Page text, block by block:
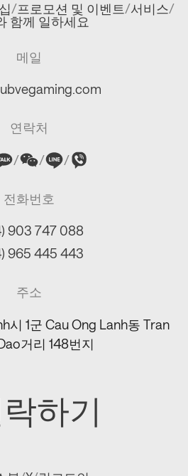
/프로모션 및 이벤트/서비스/
함께 일하세요
메일
연락처
/ / /
전화번호
903 747 088
965 445 443
주소
시 1군 Cau Ong Lanh동 Tran
거리 148번지
하기